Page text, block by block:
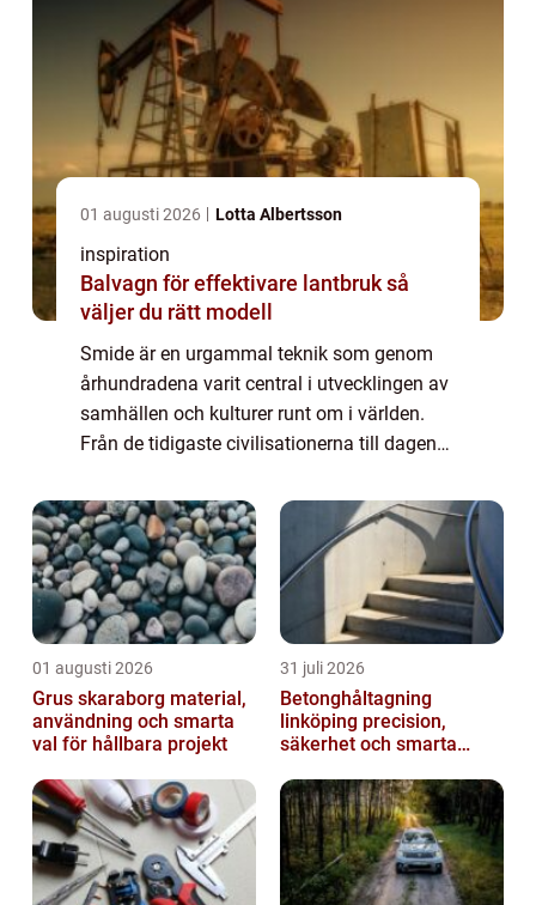
01 augusti 2026 Lotta Albertsson
inspiration
Balvagn för effektivare lantbruk så
väljer du rätt modell
Smide är en urgammal teknik som genom
århundradena varit central i utvecklingen av
samhällen och kulturer runt om i världen.
Från de tidigaste civilisationerna till dagens
01 augusti 2026
Grus skaraborg material,
användning och smarta
val för hållbara projekt
31 juli 2026
Betonghåltagning
linköping precision,
säkerhet och smarta